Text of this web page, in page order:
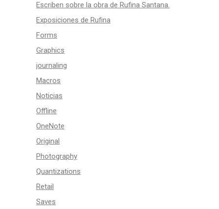
Escriben sobre la obra de Rufina Santana.
Exposiciones de Rufina
Forms
Graphics
journaling
Macros
Noticias
Offline
OneNote
Original
Photography
Quantizations
Retail
Saves